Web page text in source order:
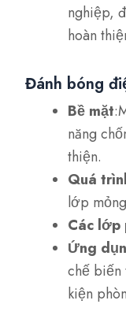
nghiệp,
hoàn
Đánh bóng
Bề mặt
năng
thiện.
Quá
lớp
Các lớp
Ứng
chế
kiện